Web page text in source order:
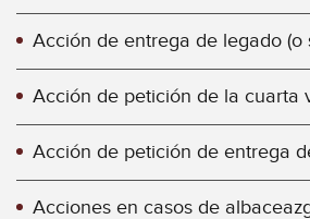
Acción de entrega de legado (o
Acción de petición de la cuarta
Acción de petición de entrega
Acciones en casos de